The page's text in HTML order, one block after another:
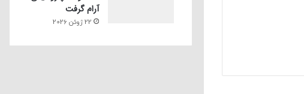
آرام گرفت
22 ژوئن 2026